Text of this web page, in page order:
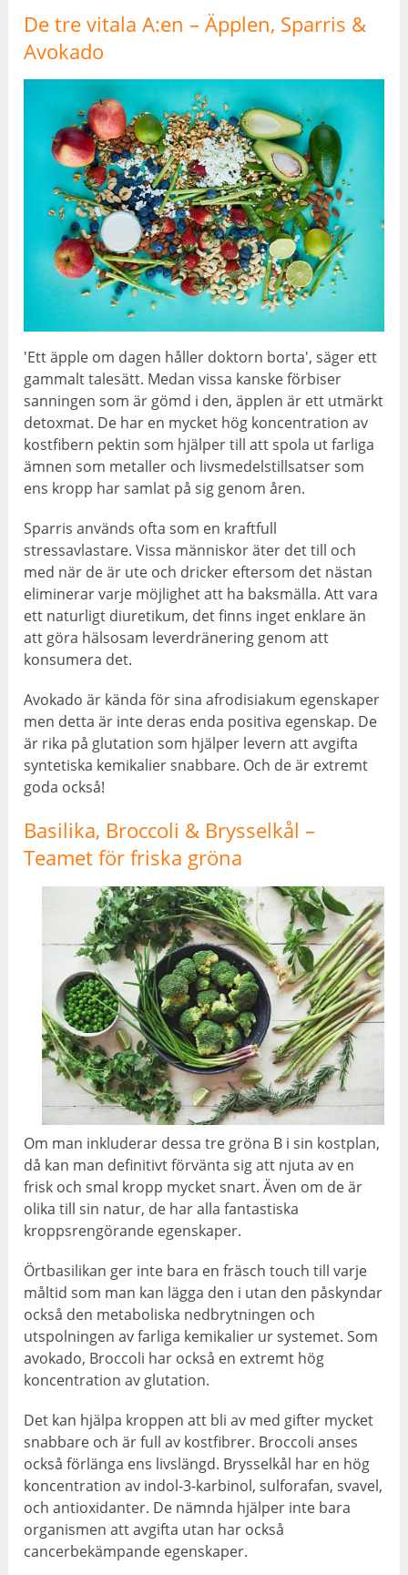
De tre vitala A:en – Äpplen, Sparris &
Avokado
'Ett äpple om dagen håller doktorn borta', säger ett
gammalt talesätt. Medan vissa kanske förbiser
sanningen som är gömd i den, äpplen är ett utmärkt
detoxmat. De har en mycket hög koncentration av
kostfibern pektin som hjälper till att spola ut farliga
ämnen som metaller och livsmedelstillsatser som
ens kropp har samlat på sig genom åren.
Sparris används ofta som en kraftfull
stressavlastare. Vissa människor äter det till och
med när de är ute och dricker eftersom det nästan
eliminerar varje möjlighet att ha baksmälla. Att vara
ett naturligt diuretikum, det finns inget enklare än
att göra hälsosam leverdränering genom att
konsumera det.
Avokado är kända för sina afrodisiakum egenskaper
men detta är inte deras enda positiva egenskap. De
är rika på glutation som hjälper levern att avgifta
syntetiska kemikalier snabbare. Och de är extremt
goda också!
Basilika, Broccoli & Brysselkål –
Teamet för friska gröna
Om man inkluderar dessa tre gröna B i sin kostplan,
då kan man definitivt förvänta sig att njuta av en
frisk och smal kropp mycket snart. Även om de är
olika till sin natur, de har alla fantastiska
kroppsrengörande egenskaper.
Örtbasilikan ger inte bara en fräsch touch till varje
måltid som man kan lägga den i utan den påskyndar
också den metaboliska nedbrytningen och
utspolningen av farliga kemikalier ur systemet. Som
avokado, Broccoli har också en extremt hög
koncentration av glutation.
Det kan hjälpa kroppen att bli av med gifter mycket
snabbare och är full av kostfibrer. Broccoli anses
också förlänga ens livslängd. Brysselkål har en hög
koncentration av indol-3-karbinol, sulforafan, svavel,
och antioxidanter. De nämnda hjälper inte bara
organismen att avgifta utan har också
cancerbekämpande egenskaper.